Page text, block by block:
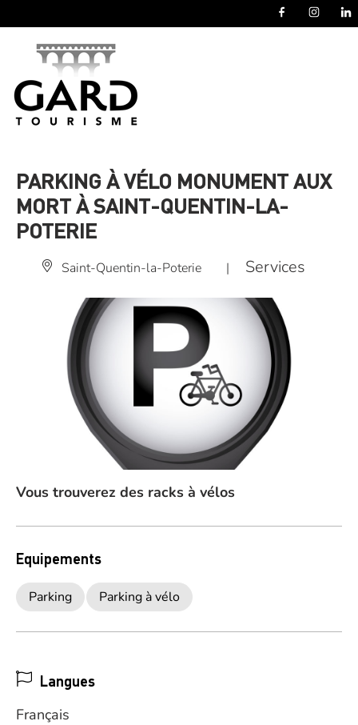
PARKING À VÉLO MONUMENT AUX
MORT À SAINT-QUENTIN-LA-
POTERIE
Saint-Quentin-la-Poterie | Services
Vous trouverez des racks à vélos
Equipements
Parking Parking à vélo
Langues
Français